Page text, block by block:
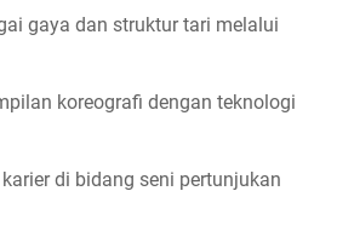
gaya dan struktur tari melalui
koreografi dengan teknologi
di bidang seni pertunjukan